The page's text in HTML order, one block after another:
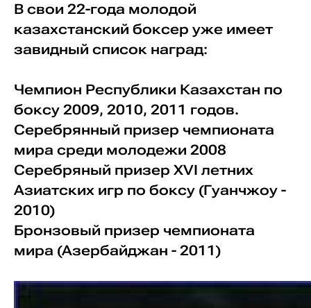
В свои 22-года молодой
казахстанский боксер уже имеет
завидный список наград:
Чемпион Республики Казахстан по
боксу 2009, 2010, 2011 годов.
Серебрянный призер чемпионата
мира среди молодежи 2008
Серебряный призер ХVI летних
Азиатских игр по боксу (Гуанчжоу -
2010)
Бронзовый призер чемпионата
мира (Азербайджан - 2011)